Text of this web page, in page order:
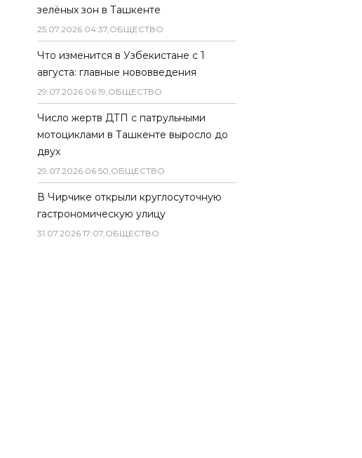
зелёных зон в Ташкенте
25.07.2026 04:37,ОБЩЕСТВО
Что изменится в Узбекистане с 1
августа: главные нововведения
29.07.2026 06:19,ОБЩЕСТВО
Число жертв ДТП с патрульными
мотоциклами в Ташкенте выросло до
двух
29.07.2026 06:50,ОБЩЕСТВО
В Чирчике открыли круглосуточную
гастрономическую улицу
31.07.2026 17:07,ОБЩЕСТВО